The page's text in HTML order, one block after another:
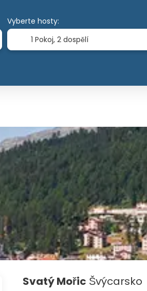
Vyberte hosty:
1 Pokoj, 2 dospělí
Svatý Mořic Švýcarsko